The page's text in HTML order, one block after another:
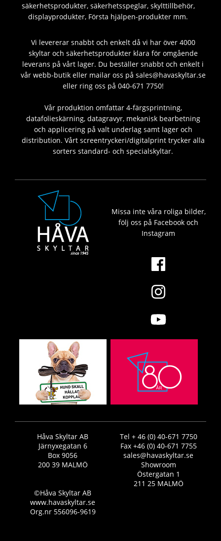
säkerhetsprodukter, säkerhetsspeglar, skylttillbehör,
displayprodukter, Första hjälpen-produkter mm.
Vi levererar snabbt och enkelt då vi har över 4000
skyltar och säkerhetsprodukter klara för omgående
leverans på vårt lager. Du beställer snabbt och enkelt i
vår webb-butik eller mailar oss på sales@havaskyltar.se
eller ring oss på 040-671 7750!
Vår produktion omfattar 4-färgsprintning,
datafolieskärning, datagravyr, mekanisk bearbetning
och applicering på valt underlag samt lager och
distribution. Vårt screentryckeri/digitalprint trycker alla
sorters standard- och specialskyltar.
Missa inte våra roliga bilder,
följ oss på Facebook och
Instagram
Håva Skyltar AB
Järnyxegatan 6
Box 9056
200 39 MALMÖ
Tel + 46 (0) 40-671 7750
Fax +46 (0) 40-671 7755
sales@havaskyltar.se
Showroom
Östergatan 1
211 25 MALMÖ
©Håva Skyltar AB
www.havaskyltar.se
Org.nr 556096-9619